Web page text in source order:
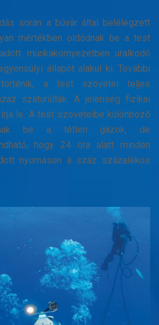
során a búvár által belélegzett
mértékben oldódnak be a test
munkakörnyezetben uralkodó
állapot alakul ki. További
történik, a test szövetei teljes
szaturáltak. A jelenség fizikai
le. A test szöveteibe különböző
be a tétlen gázok, de
hogy 24 óra alatt minden
nyomáson a száz százalékos